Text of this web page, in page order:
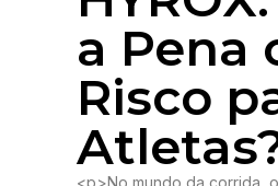
a Pena
Risco
<p>No mundo da corrida,